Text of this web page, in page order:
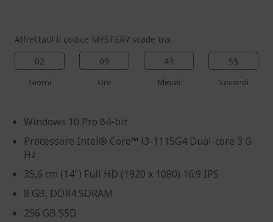
Affrettati! Il codice MYSTERY scade tra:
02
Giorni
09
Ore
43
Minuti
55
Secondi
Windows 10 Pro 64-bit
Processore Intel® Core™ i3-1115G4 Dual-core 3 G
Hz
35,6 cm (14") Full HD (1920 x 1080) 16:9 IPS
8 GB, DDR4 SDRAM
256 GB SSD